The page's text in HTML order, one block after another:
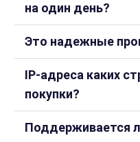
на один день?
Это надежные
IP-адреса каких
покупки?
Поддерживается